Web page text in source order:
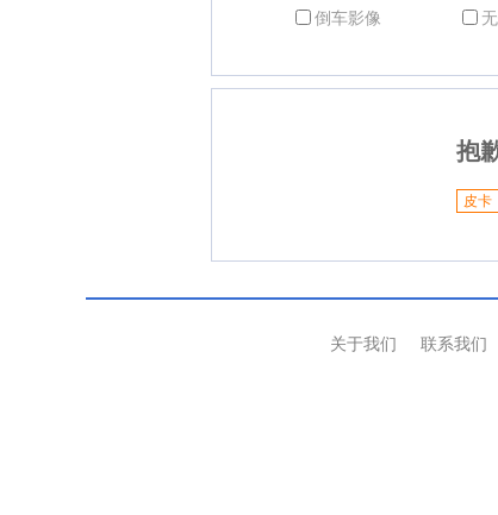
倒车影像
抱
皮卡
关于我们 联系我们